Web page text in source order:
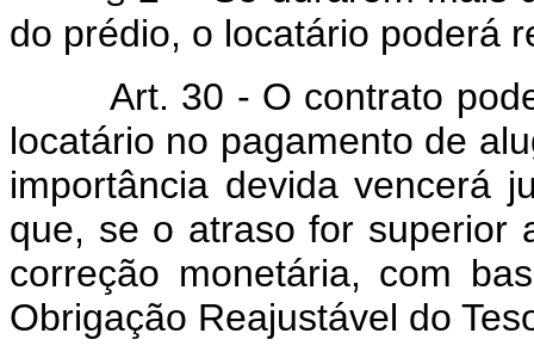
do prédio, o locatário poderá
Art. 30 - O contrato pode
locatário no pagamento de
importância devida vencerá
que, se o atraso for superior
correção monetária, com
Obrigação Reajustável do